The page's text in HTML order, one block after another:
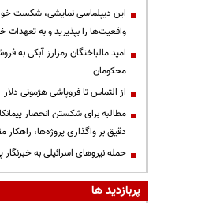
این دیپلماسی نمایشی، شکست
واقعیت‌ها را بپذیرید و به تعهدات
امید مالباختگان رمزارز آبکی به
محکومان
از التماس تا فروپاشی هژمونی دلار
مطالبه برای شکستن انحصار
دقیق بر واگذاری پروژه‌ها، راهکار
حمله نیروهای اسرائیلی به
پربازدید ها